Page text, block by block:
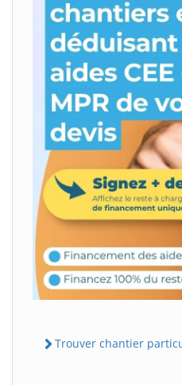
Trouver chantier